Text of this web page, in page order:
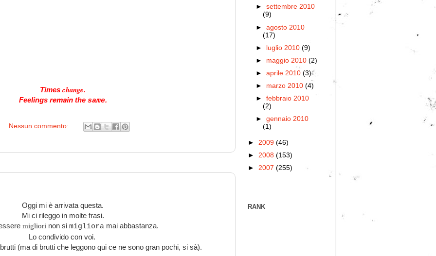
Times change.
Feelings remainthe same.
Nessun commento:
Oggi mi è arrivata questa.
Mi ci rileggo in molte frasi.
migliori non si migliora mai abbastanza.
Lo condivido con voi.
brutti (ma di brutti che leggono qui ce ne sono gran pochi, si sà).
►settembre 2010
(9)
►agosto 2010
(17)
► luglio 2010(9)
► maggio 2010(2)
►aprile 2010(3)
► marzo 2010(4)
►febbraio 2010
(2)
►gennaio 2010
(1)
► 2009 (46)
► 2008 (153)
► 2007 (255)
RANK